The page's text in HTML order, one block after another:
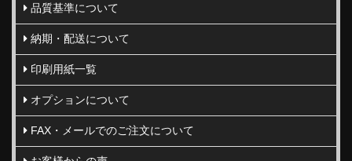
品質基準について
納期・配送について
印刷用紙一覧
オプションについて
FAX・メールでのご注文について